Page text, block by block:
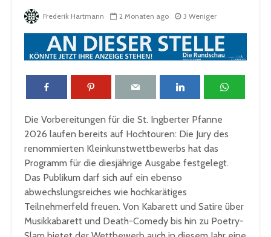
Frederik Hartmann 2 Monaten ago 3 Weniger
Die Vorbereitungen für die St. Ingberter Pfanne
2026 laufen bereits auf Hochtouren: Die Jury des
renommierten Kleinkunstwettbewerbs hat das
Programm für die diesjährige Ausgabe festgelegt.
Das Publikum darf sich auf ein ebenso
abwechslungsreiches wie hochkarätiges
Teilnehmerfeld freuen. Von Kabarett und Satire über
Musikkabarett und Death-Comedy bis hin zu Poetry-